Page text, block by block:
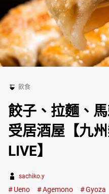
飲食
餃子、拉麵、
受居酒屋【九
LIVE】
sachiko.y
Ueno Agemono Gyoza